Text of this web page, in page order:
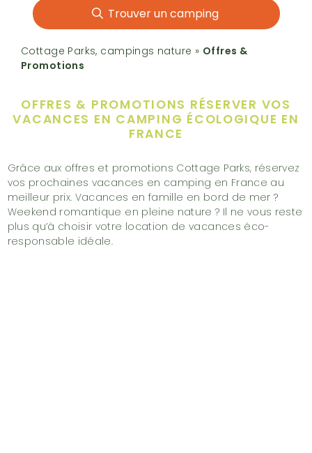
Trouver un camping
Cottage Parks, campings nature » Offres &
Promotions
OFFRES & PROMOTIONS RÉSERVER VOS
VACANCES EN CAMPING ÉCOLOGIQUE EN
FRANCE
Grâce aux offres et promotions Cottage Parks, réservez
vos prochaines vacances en camping en France au
meilleur prix. Vacances en famille en bord de mer ?
Weekend romantique en pleine nature ? Il ne vous reste
plus qu’à choisir votre location de vacances éco-
responsable idéale.